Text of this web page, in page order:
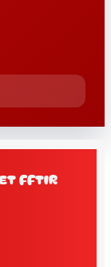
et FFtir